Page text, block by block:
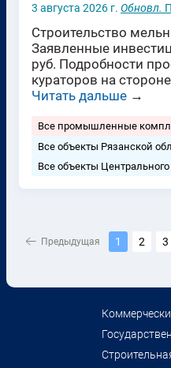
3 августа 2026 г. Обновл.
Строительство
Заявленные
руб. Подробности
кураторов на
Читать дальше →
Все промышленные
Все объекты Рязанской
Все объекты
Предыдущая 1 2 3